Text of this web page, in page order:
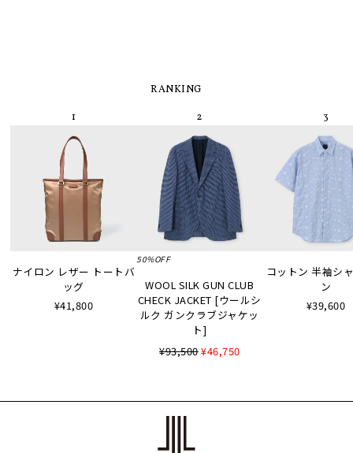
RANKING
ナイロン レザー トートバ
ッグ
¥41,800
50%OFF
WOOL SILK GUN CLUB
CHECK JACKET [ウールシ
ルク ガンクラブジャケッ
ト]
¥93,500¥46,750
コットン 半袖シ
ン
¥39,600